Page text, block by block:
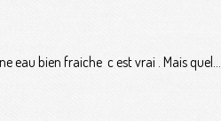
eau bien fraiche c est vrai . Mais quel...